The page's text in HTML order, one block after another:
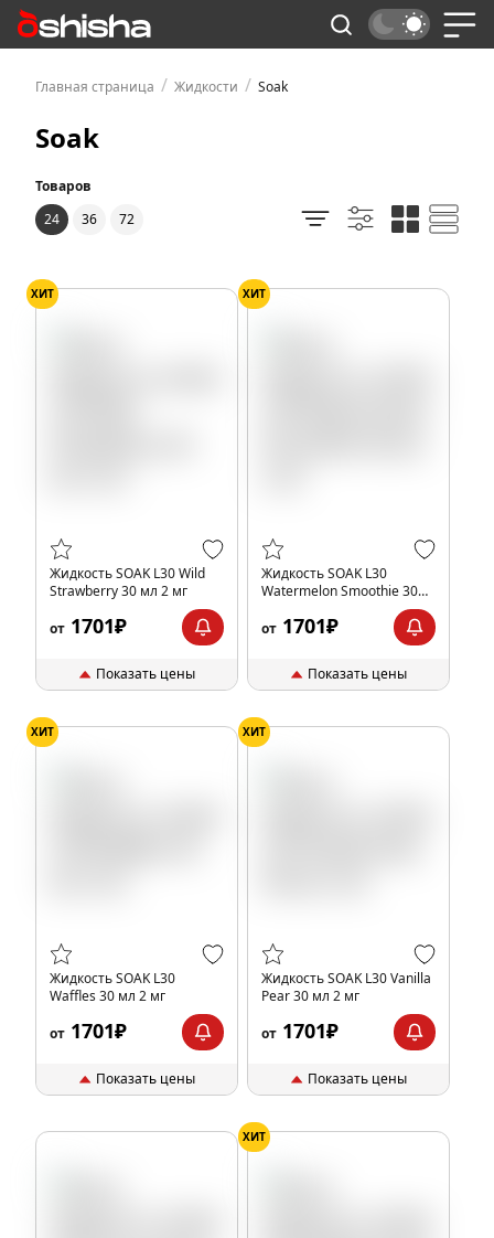
Главная страница / Жидкости / Soak
Soak
Товаров
24
36 72
ХИТ
Жидкость SOAK L30 Wild
Strawberry 30 мл 2 мг
от 1701₽
Показать цены
ХИТ
Жидкость SOAK L30
Watermelon Smoothie 30
от 1701₽
Показать цены
ХИТ
Жидкость SOAK L30
Waffles 30 мл 2 мг
от 1701₽
Показать цены
ХИТ
Жидкость SOAK L30 Vanilla
Pear 30 мл 2 мг
от 1701₽
Показать цены
ХИТ